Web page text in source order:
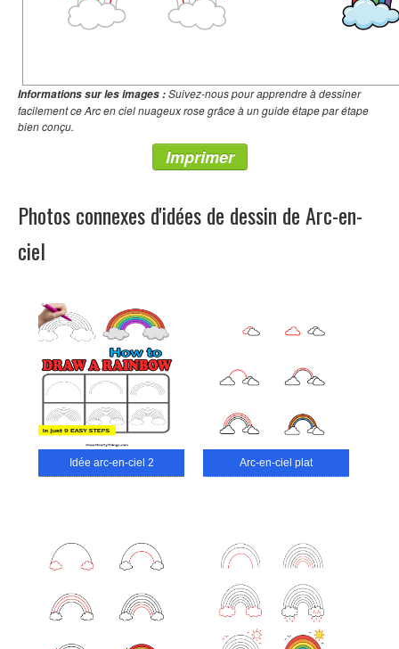
Informations sur les images :Suivez-nous pour apprendre à dessiner
facilement ce Arc en ciel nuageux rose grâce à un guide étape par étape
bien conçu.
Imprimer
Photos connexes d'idées de dessin de Arc-en-
ciel
Idée arc-en-ciel 2 Arc-en-ciel plat